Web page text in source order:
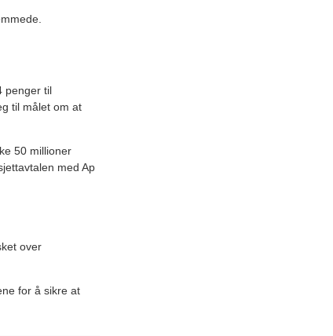
penger til
til målet om at
50 millioner
med Ap
over
for å sikre at